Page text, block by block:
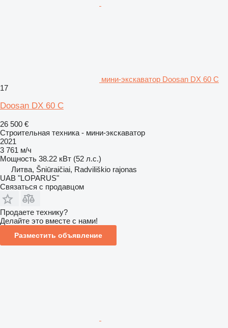
мини-экскаватор Doosan DX 60 C
17
Doosan DX 60 C
26 500 €
Строительная техника - мини-экскаватор
2021
3 761 м/ч
Мощность 38.22 кВт (52 л.с.)
Литва, Šniūraičiai, Radviliškio rajonas
UAB "LOPARUS"
Связаться с продавцом
Продаете технику?
Делайте это вместе с нами!
Разместить объявление